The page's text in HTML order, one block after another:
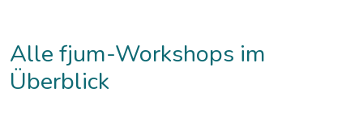
Alle fjum-Workshops im
Überblick